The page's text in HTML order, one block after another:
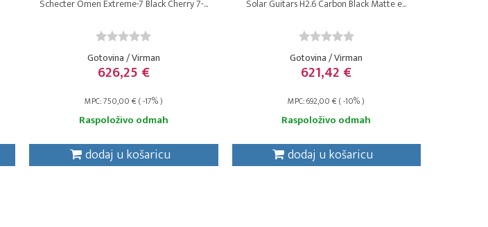
Schecter Omen Extreme-7 Black Cherry 7-...
Gotovina / Virman
626,25 €
MPC: 750,00 € ( -17% )
Raspoloživo odmah
dodaj u košaricu
Solar Guitars H2.6 Carbon Black Matte e...
Gotovina / Virman
621,42 €
MPC: 692,00 € ( -10% )
Raspoloživo odmah
dodaj u košaricu